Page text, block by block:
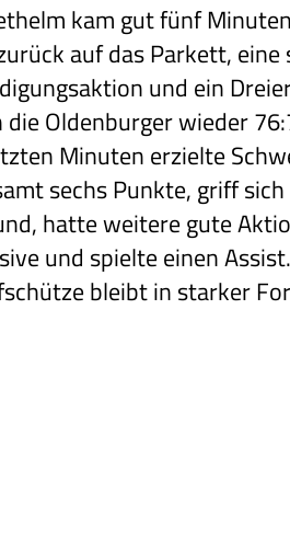
kam gut fünf
auf das Parkett, eine
und ein
Oldenburger wieder
Minuten erzielte
sechs Punkte, griff
hatte weitere gute
und spielte einen
bleibt in starker